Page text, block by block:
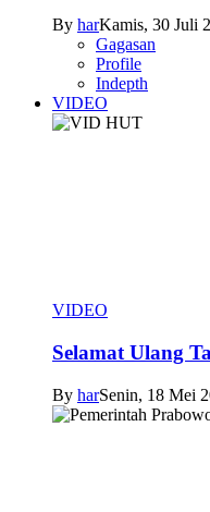
By harKamis, 30 Juli
Gagasan
Profile
Indepth
VIDEO
VIDEO
Selamat Ulang
By harSenin, 18 Mei